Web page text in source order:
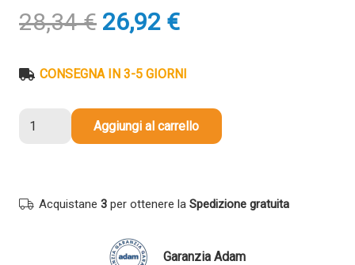
28,34€ Il
prezzo
era:
26,92 €Il
prezzo
è:
CONSEGNA IN 3-5 GIORNI
580XXL
Aggiungi al carrello
Acquistane 3 per ottenere la Spedizione gratuita
Garanzia Adam